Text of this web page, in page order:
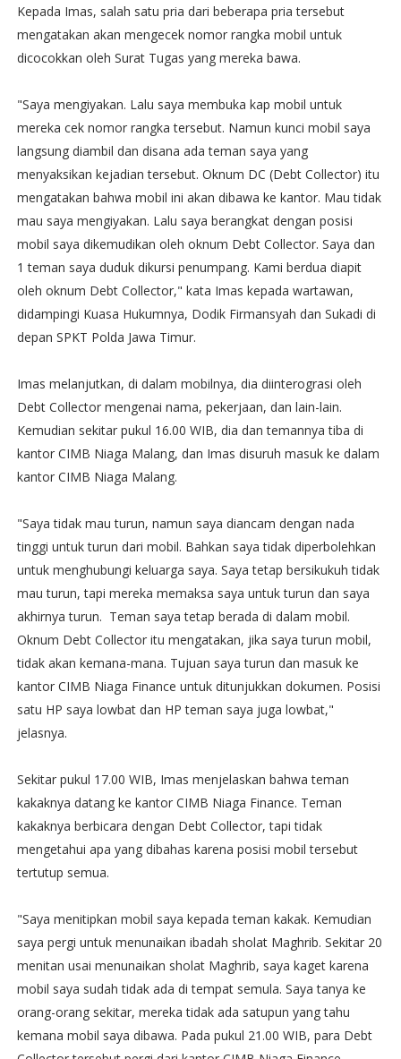
Kepada Imas, salah satu pria dari beberapa pria tersebut
mengatakan akan mengecek nomor rangka mobil untuk
dicocokkan oleh Surat Tugas yang mereka bawa.
"Saya mengiyakan. Lalu saya membuka kap mobil untuk
mereka cek nomor rangka tersebut. Namun kunci mobil saya
langsung diambil dan disana ada teman saya yang
menyaksikan kejadian tersebut. Oknum DC (Debt Collector) itu
mengatakan bahwa mobil ini akan dibawa ke kantor. Mau tidak
mau saya mengiyakan. Lalu saya berangkat dengan posisi
mobil saya dikemudikan oleh oknum Debt Collector. Saya dan
1 teman saya duduk dikursi penumpang. Kami berdua diapit
oleh oknum Debt Collector," kata Imas kepada wartawan,
didampingi Kuasa Hukumnya, Dodik Firmansyah dan Sukadi di
depan SPKT Polda Jawa Timur.
Imas melanjutkan, di dalam mobilnya, dia diinterograsi oleh
Debt Collector mengenai nama, pekerjaan, dan lain-lain.
Kemudian sekitar pukul 16.00 WIB, dia dan temannya tiba di
kantor CIMB Niaga Malang, dan Imas disuruh masuk ke dalam
kantor CIMB Niaga Malang.
"Saya tidak mau turun, namun saya diancam dengan nada
tinggi untuk turun dari mobil. Bahkan saya tidak diperbolehkan
untuk menghubungi keluarga saya. Saya tetap bersikukuh tidak
mau turun, tapi mereka memaksa saya untuk turun dan saya
akhirnya turun. Teman saya tetap berada di dalam mobil.
Oknum Debt Collector itu mengatakan, jika saya turun mobil,
tidak akan kemana-mana. Tujuan saya turun dan masuk ke
kantor CIMB Niaga Finance untuk ditunjukkan dokumen. Posisi
satu HP saya lowbat dan HP teman saya juga lowbat,"
jelasnya.
Sekitar pukul 17.00 WIB, Imas menjelaskan bahwa teman
kakaknya datang ke kantor CIMB Niaga Finance. Teman
kakaknya berbicara dengan Debt Collector, tapi tidak
mengetahui apa yang dibahas karena posisi mobil tersebut
tertutup semua.
"Saya menitipkan mobil saya kepada teman kakak. Kemudian
saya pergi untuk menunaikan ibadah sholat Maghrib. Sekitar 20
menitan usai menunaikan sholat Maghrib, saya kaget karena
mobil saya sudah tidak ada di tempat semula. Saya tanya ke
orang-orang sekitar, mereka tidak ada satupun yang tahu
kemana mobil saya dibawa. Pada pukul 21.00 WIB, para Debt